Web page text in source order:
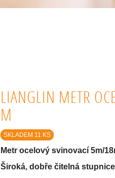
LIANGLIN METR
M
SKLADEM 11 KS
Metr ocelový svinovací 5m/
Široká, dobře čitelná stupnice